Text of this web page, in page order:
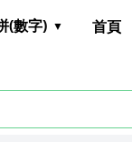
(數字) 首頁